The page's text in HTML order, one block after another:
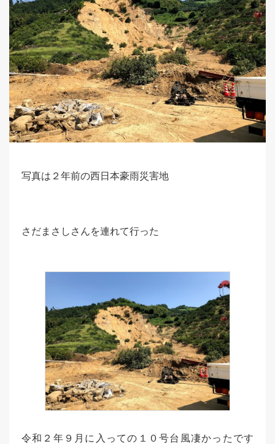
写真は２年前の西日本豪雨災害地
さだまさしさんを連れて行った
令和２年９月に入っての１０号台風凄かったです